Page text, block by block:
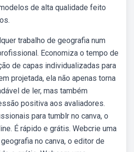
de alta qualidade feito
trabalho de geografia num
Economiza o tempo de
de capas individualizadas para
projetada, ela não apenas torna
de ler, mas também
positiva aos avaliadores.
para tumblr no canva, o
É rápido e grátis. Webcrie uma
no canva, o editor de